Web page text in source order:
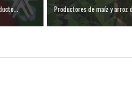
máxima alerta al Tolima
( MIAMI ) Cali se blinda con
la Fábrica de Licores del Tolima
Productores de maíz y arroz